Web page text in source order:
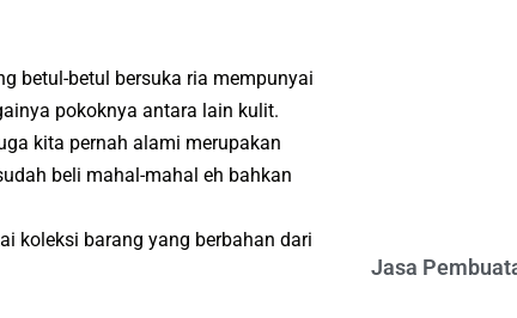
betul-betul bersuka ria mempunyai
pokoknya antara lain kulit.
kita pernah alami merupakan
beli mahal-mahal eh bahkan
koleksi barang yang berbahan dari
Jasa